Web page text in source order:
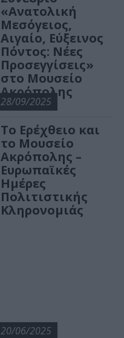
«Ανατολική
Μεσόγειος,
Αιγαίο, Εύξεινος
Πόντος: Νέες
Προσεγγίσεις»
στο Μουσείο
Ακρόπολης
28/09/2025
Το Ερέχθειο και
το Μουσείο
Ακρόπολης –
Ευρωπαϊκές
Ημέρες
Πολιτιστικής
Κληρονομιάς
20/06/2025